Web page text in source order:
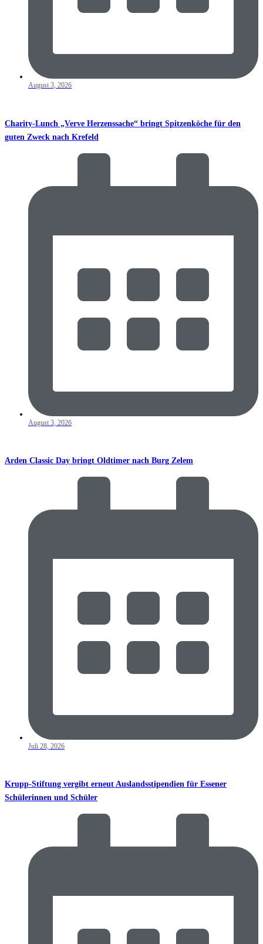
August 3, 2026
Charity-Lunch „Verve Herzenssache“ bringt Spitzenköche für den
guten Zweck nach Krefeld
August 3, 2026
Arden Classic Day bringt Oldtimer nach Burg Zelem
Juli 28, 2026
Krupp-Stiftung vergibt erneut Auslandsstipendien für Essener
Schülerinnen und Schüler